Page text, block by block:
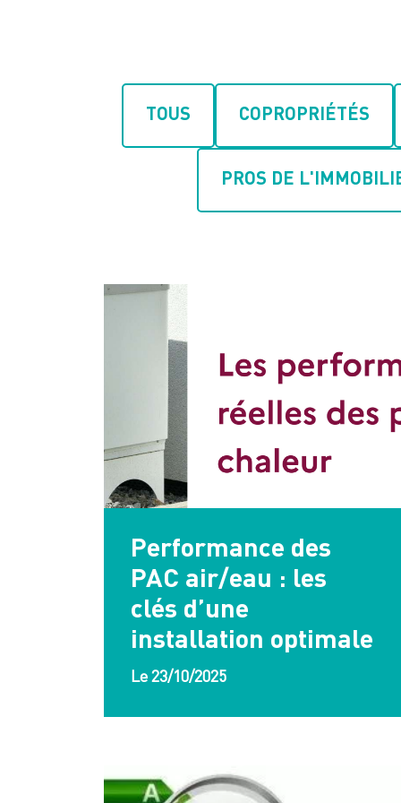
TOUS COPROPRIÉTÉS
PROS DE
Performance des
PAC air/eau : les
clés d’une
installation optimale
Le 23/10/2025